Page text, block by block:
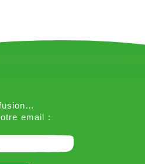
email :